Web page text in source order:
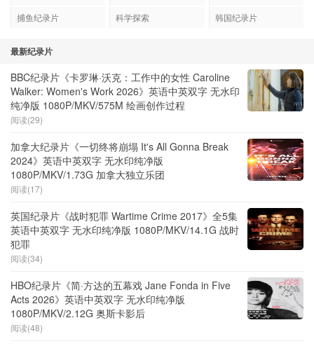
捕鱼纪录片
科学探索 韩国纪录片
最新纪录片
BBC纪录片《卡罗琳·沃克：工作中的女性 Caroline
Walker: Women's Work 2026》英语中英双字 无水印
纯净版 1080P/MKV/575M 绘画创作过程
阅读(29)
加拿大纪录片《一切终将崩塌 It's All Gonna Break
2024》英语中英双字 无水印纯净版
1080P/MKV/1.73G 加拿大独立乐团
阅读(17)
英国纪录片《战时犯罪 Wartime Crime 2017》全5集
英语中英双字 无水印纯净版 1080P/MKV/14.1G 战时
犯罪
阅读(34)
HBO纪录片《简·方达的五幕戏 Jane Fonda in Five
Acts 2026》英语中英双字 无水印纯净版
1080P/MKV/2.12G 奥斯卡影后
阅读(48)